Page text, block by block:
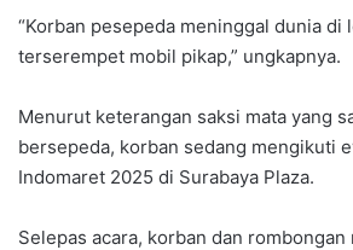
“Korban pesepeda meninggal dunia di
terserempet mobil pikap,” ungkapnya.
Menurut keterangan saksi mata yang
bersepeda, korban sedang mengikuti
Indomaret 2025 di Surabaya Plaza.
Selepas acara, korban dan